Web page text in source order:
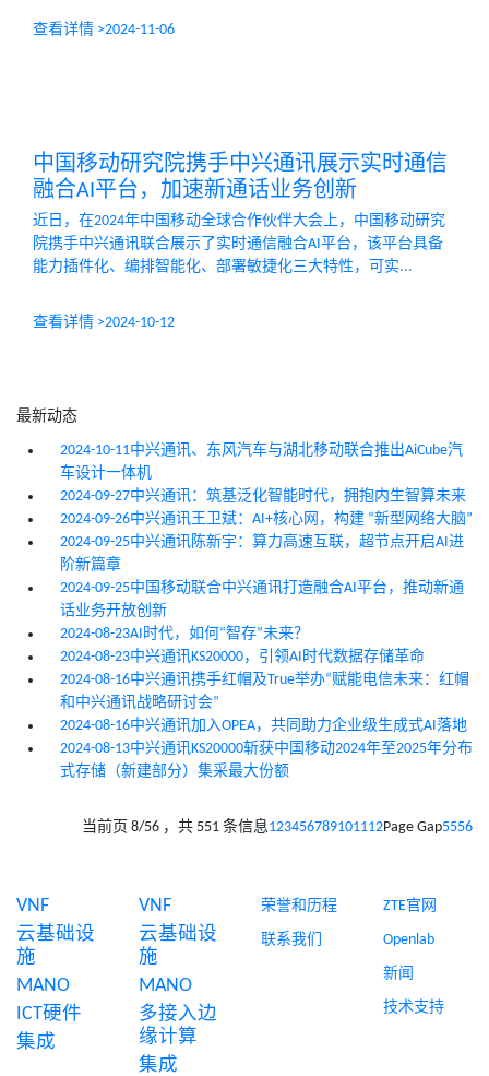
查看详情 >2024-11-06
中国移动研究院携手中兴通讯展示实时通信
融合AI平台，加速新通话业务创新
近日，在2024年中国移动全球合作伙伴大会上，中国移动研究
院携手中兴通讯联合展示了实时通信融合AI平台，该平台具备
能力插件化、编排智能化、部署敏捷化三大特性，可实...
查看详情 >2024-10-12
最新动态
2024-10-11中兴通讯、东风汽车与湖北移动联合推出AiCube汽
车设计一体机
2024-09-27中兴通讯：筑基泛化智能时代，拥抱内生智算未来
2024-09-26中兴通讯王卫斌：AI+核心网，构建 “新型网络大脑”
2024-09-25中兴通讯陈新宇：算力高速互联，超节点开启AI进
阶新篇章
2024-09-25中国移动联合中兴通讯打造融合AI平台，推动新通
话业务开放创新
2024-08-23AI时代，如何“智存”未来？
2024-08-23中兴通讯KS20000，引领AI时代数据存储革命
2024-08-16中兴通讯携手红帽及True举办“赋能电信未来：红帽
和中兴通讯战略研讨会”
2024-08-16中兴通讯加入OPEA，共同助力企业级生成式AI落地
2024-08-13中兴通讯KS20000斩获中国移动2024年至2025年分布
式存储（新建部分）集采最大份额
当前页 8/56 ，共 551 条信息123456789101112Page Gap5556
VNF
云基础设
施
MANO
ICT硬件
集成
VNF
云基础设
施
MANO
多接入边
缘计算
集成
荣誉和历程
联系我们
ZTE官网
Openlab
新闻
技术支持